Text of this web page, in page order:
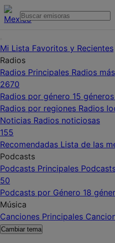
Mi Lista Favoritos y Recientes
Radios
Radios Principales Radios
2670
Radios por género 15
Radios por regiones Radios
Noticias Radios noticiosas
155
Recomendadas Lista de las
Podcasts
Podcasts Principales
50
Podcasts por Género 18
Música
Canciones Principales
Cambiar tema